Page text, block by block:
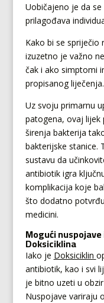
Uobičajeno je da
prilagođava
Kako bi se spriječio
izuzetno je važno
čak i ako simptomi
propisanog liječenja.
Uz svoju primarnu
patogena, ovaj lijek
širenja bakterija
bakterijske stanice.
sustavu da
antibiotik igra
komplikacija koje
što dodatno
medicini.
Mogući
Doksiciklina
Iako je Doksiciklin
antibiotik, kao i svi
je bitno uzeti u
Nuspojave variraju